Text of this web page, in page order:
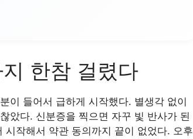
한참 걸렸다
이 들어서 급하게 시작했다. 별생각 없이
았다. 신분증을 찍으면 자꾸 빛 반사가 된
작해서 약관 동의까지 끝이 없었다. 오후